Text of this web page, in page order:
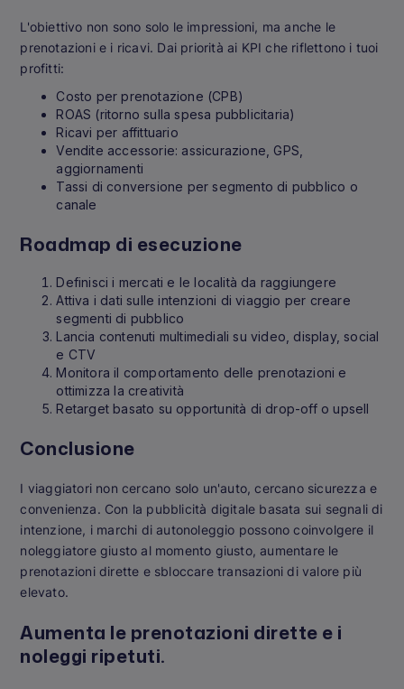
L'obiettivo non sono solo le impressioni, ma anche le
prenotazioni e i ricavi. Dai priorità ai KPI che riflettono i tuoi
profitti:
Costo per prenotazione (CPB)
ROAS (ritorno sulla spesa pubblicitaria)
Ricavi per affittuario
Vendite accessorie: assicurazione, GPS,
aggiornamenti
Tassi di conversione per segmento di pubblico o
canale
Roadmap di esecuzione
Definisci i mercati e le località da raggiungere
Attiva i dati sulle intenzioni di viaggio per creare
segmenti di pubblico
Lancia contenuti multimediali su video, display, social
e CTV
Monitora il comportamento delle prenotazioni e
ottimizza la creatività
Retarget basato su opportunità di drop-off o upsell
Conclusione
I viaggiatori non cercano solo un'auto, cercano sicurezza e
convenienza. Con la pubblicità digitale basata sui segnali di
intenzione, i marchi di autonoleggio possono coinvolgere il
noleggiatore giusto al momento giusto, aumentare le
prenotazioni dirette e sbloccare transazioni di valore più
elevato.
Aumenta le prenotazioni dirette e i
noleggi ripetuti.